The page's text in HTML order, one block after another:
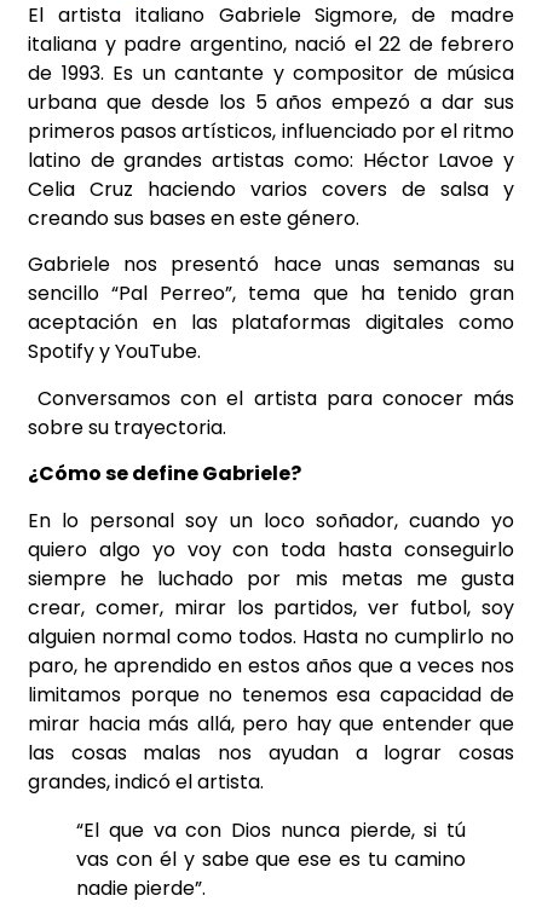
El artista italiano Gabriele Sigmore, de madre
italiana y padre argentino, nació el 22 de febrero
de 1993. Es un cantante y compositor de música
urbana que desde los 5 años empezó a dar sus
primeros pasos artísticos, influenciado por el ritmo
latino de grandes artistas como: Héctor Lavoe y
Celia Cruz haciendo varios covers de salsa y
creando sus bases en este género.
Gabriele nos presentó hace unas semanas su
sencillo “Pal Perreo”, tema que ha tenido gran
aceptación en las plataformas digitales como
Spotify y YouTube.
Conversamos con el artista para conocer más
sobre su trayectoria.
¿Cómo se define Gabriele?
En lo personal soy un loco soñador, cuando yo
quiero algo yo voy con toda hasta conseguirlo
siempre he luchado por mis metas me gusta
crear, comer, mirar los partidos, ver futbol, soy
alguien normal como todos. Hasta no cumplirlo no
paro, he aprendido en estos años que a veces nos
limitamos porque no tenemos esa capacidad de
mirar hacia más allá, pero hay que entender que
las cosas malas nos ayudan a lograr cosas
grandes, indicó el artista.
“El que va con Dios nunca pierde, si tú
vas con él y sabe que ese es tu camino
nadie pierde”.